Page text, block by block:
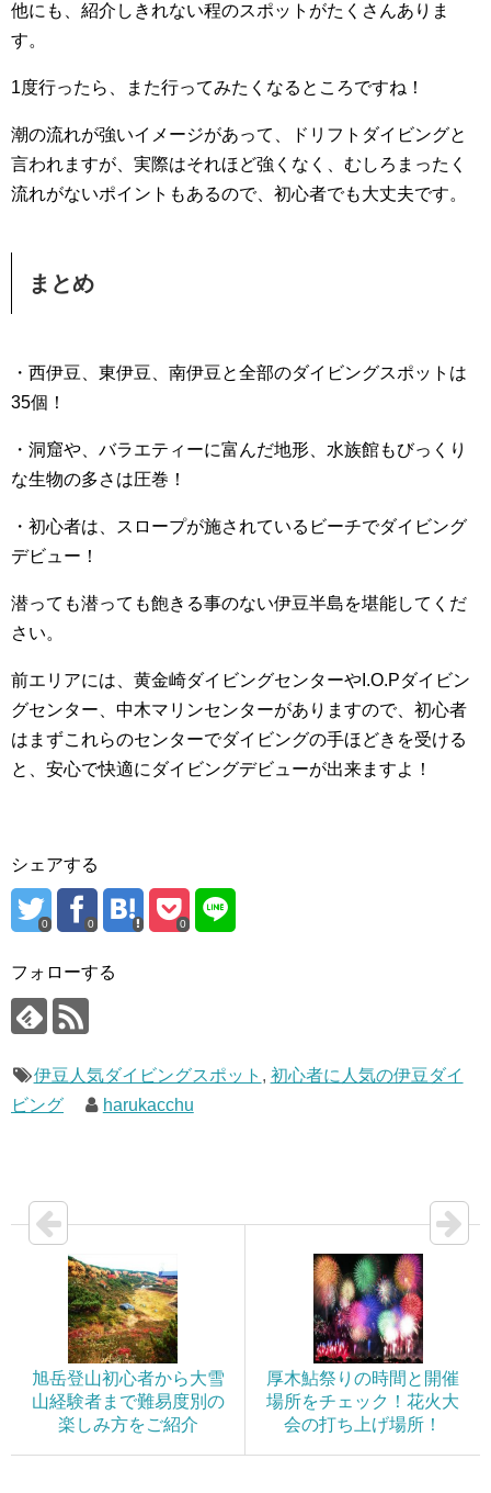
他にも、紹介しきれない程のスポットがたくさんありま
す。
1度行ったら、また行ってみたくなるところですね！
潮の流れが強いイメージがあって、ドリフトダイビングと
言われますが、実際はそれほど強くなく、むしろまったく
流れがないポイントもあるので、初心者でも大丈夫です。
まとめ
・西伊豆、東伊豆、南伊豆と全部のダイビングスポットは
35個！
・洞窟や、バラエティーに富んだ地形、水族館もびっくり
な生物の多さは圧巻！
・初心者は、スロープが施されているビーチでダイビング
デビュー！
潜っても潜っても飽きる事のない伊豆半島を堪能してくだ
さい。
前エリアには、黄金崎ダイビングセンターやI.O.Pダイビン
グセンター、中木マリンセンターがありますので、初心者
はまずこれらのセンターでダイビングの手ほどきを受ける
と、安心で快適にダイビングデビューが出来ますよ！
シェアする
0 0 0
フォローする
伊豆人気ダイビングスポット , 初心者に人気の伊豆ダイ
ビング
harukacchu
旭岳登山初心者から大雪
山経験者まで難易度別の
楽しみ方をご紹介
厚木鮎祭りの時間と開催
場所をチェック！花火大
会の打ち上げ場所！